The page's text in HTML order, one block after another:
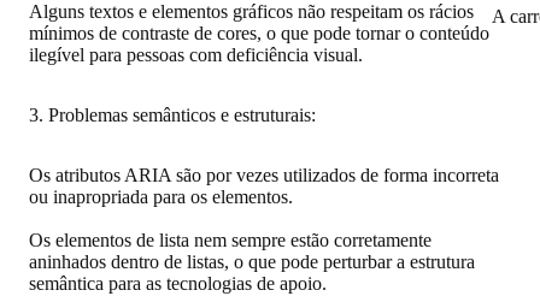
A
Alguns textos e elementos gráficos não respeitam os rácios
mínimos de contraste de cores, o que pode tornar o conteúdo
ilegível para pessoas com deficiência visual.
3. Problemas semânticos e estruturais:
Os atributos ARIA são por vezes utilizados de forma incorreta
ou inapropriada para os elementos.
Os elementos de lista nem sempre estão corretamente
aninhados dentro de listas, o que pode perturbar a estrutura
semântica para as tecnologias de apoio.